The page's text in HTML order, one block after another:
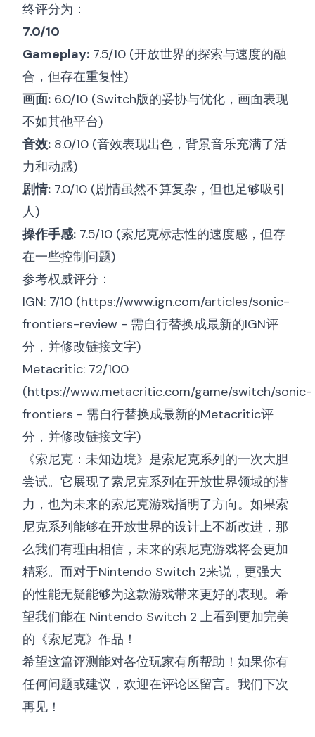
终评分为：
7.0/10
Gameplay: 7.5/10 (开放世界的探索与速度的融
合，但存在重复性)
画面: 6.0/10 (Switch版的妥协与优化，画面表现
不如其他平台)
音效: 8.0/10 (音效表现出色，背景音乐充满了活
力和动感)
剧情: 7.0/10 (剧情虽然不算复杂，但也足够吸引
人)
操作手感: 7.5/10 (索尼克标志性的速度感，但存
在一些控制问题)
参考权威评分：
IGN: 7/10 (https://www.ign.com/articles/sonic-
frontiers-review - 需自行替换成最新的IGN评
分，并修改链接文字)
Metacritic: 72/100
(https://www.metacritic.com/game/switch/sonic-
frontiers - 需自行替换成最新的Metacritic评
分，并修改链接文字)
《索尼克：未知边境》是索尼克系列的一次大胆
尝试。它展现了索尼克系列在开放世界领域的潜
力，也为未来的索尼克游戏指明了方向。如果索
尼克系列能够在开放世界的设计上不断改进，那
么我们有理由相信，未来的索尼克游戏将会更加
精彩。而对于Nintendo Switch 2来说，更强大
的性能无疑能够为这款游戏带来更好的表现。希
望我们能在 Nintendo Switch 2 上看到更加完美
的《索尼克》作品！
希望这篇评测能对各位玩家有所帮助！如果你有
任何问题或建议，欢迎在评论区留言。我们下次
再见！